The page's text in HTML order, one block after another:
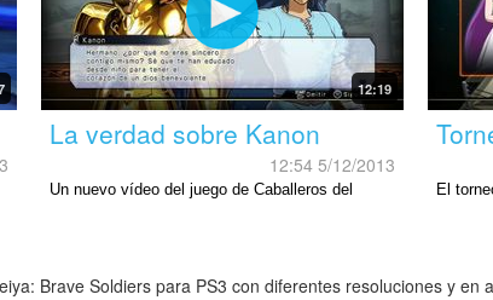
12:19
La verdad sobre Kanon
12:54 5/12/2013
Un nuevo vídeo del juego de Caballeros del
El
Brave Soldiers para PS3 con diferentes resoluciones y en